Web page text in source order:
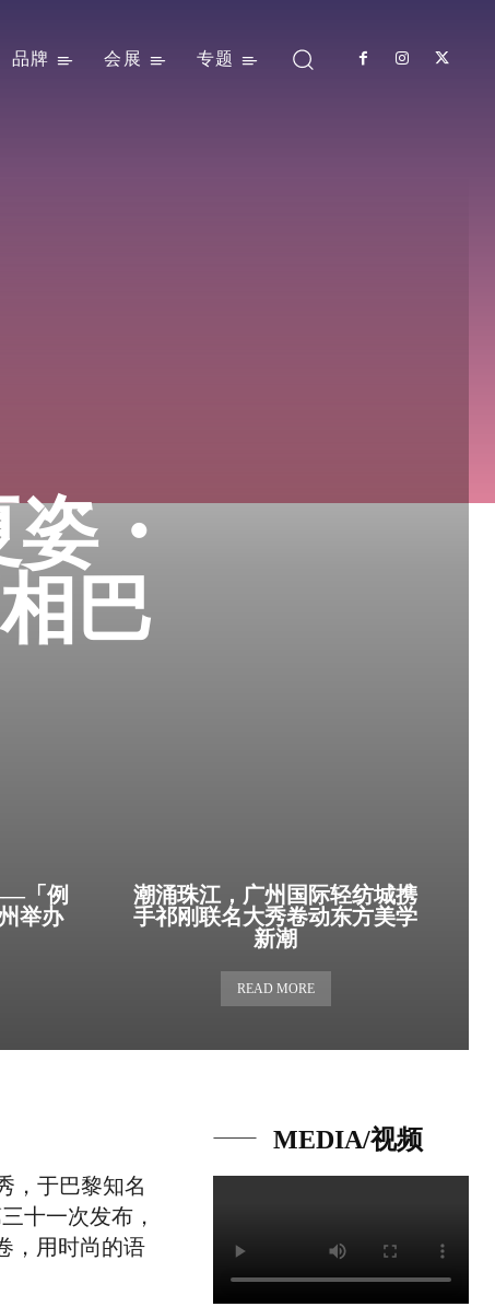
品牌 会展 专题
・
巴
「例
举办
潮涌珠江，广州国际轻纺城携
手祁刚联名大秀卷动东方美学
新潮
READ MORE
，于巴黎知名
十一次发布，
，用时尚的语
MEDIA/视频